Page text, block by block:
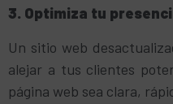
3. Optimiza tu
Un sitio web
alejar a tus clientes
página web sea clara,